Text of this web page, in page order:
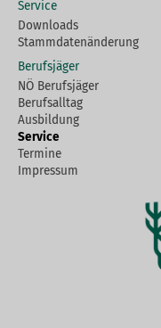
Service
Downloads
Stammdatenänderung
Berufsjäger
NÖ Berufsjäger
Berufsalltag
Ausbildung
Service
Termine
Impressum